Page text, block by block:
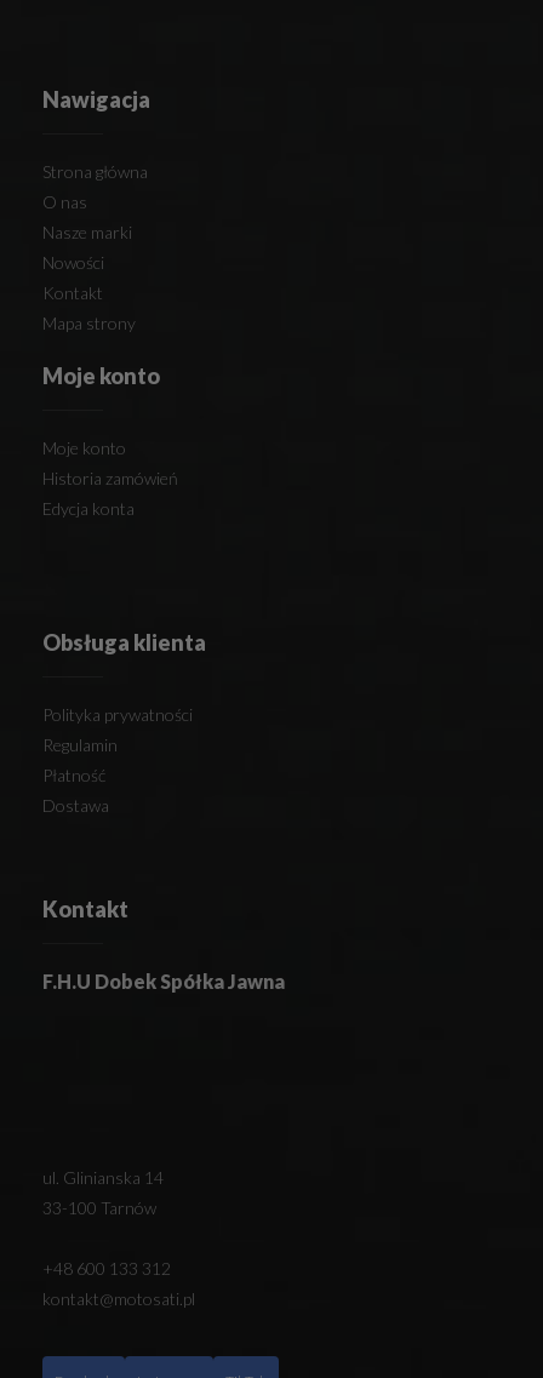
Nawigacja
Strona główna
O nas
Nasze marki
Nowości
Kontakt
Mapa strony
Moje konto
Moje konto
Historia zamówień
Edycja konta
Obsługa klienta
Polityka prywatności
Regulamin
Płatność
Dostawa
Kontakt
F.H.U Dobek Spółka Jawna
ul. Glinianska 14
33-100 Tarnów
+48 600 133 312
kontakt@motosati.pl